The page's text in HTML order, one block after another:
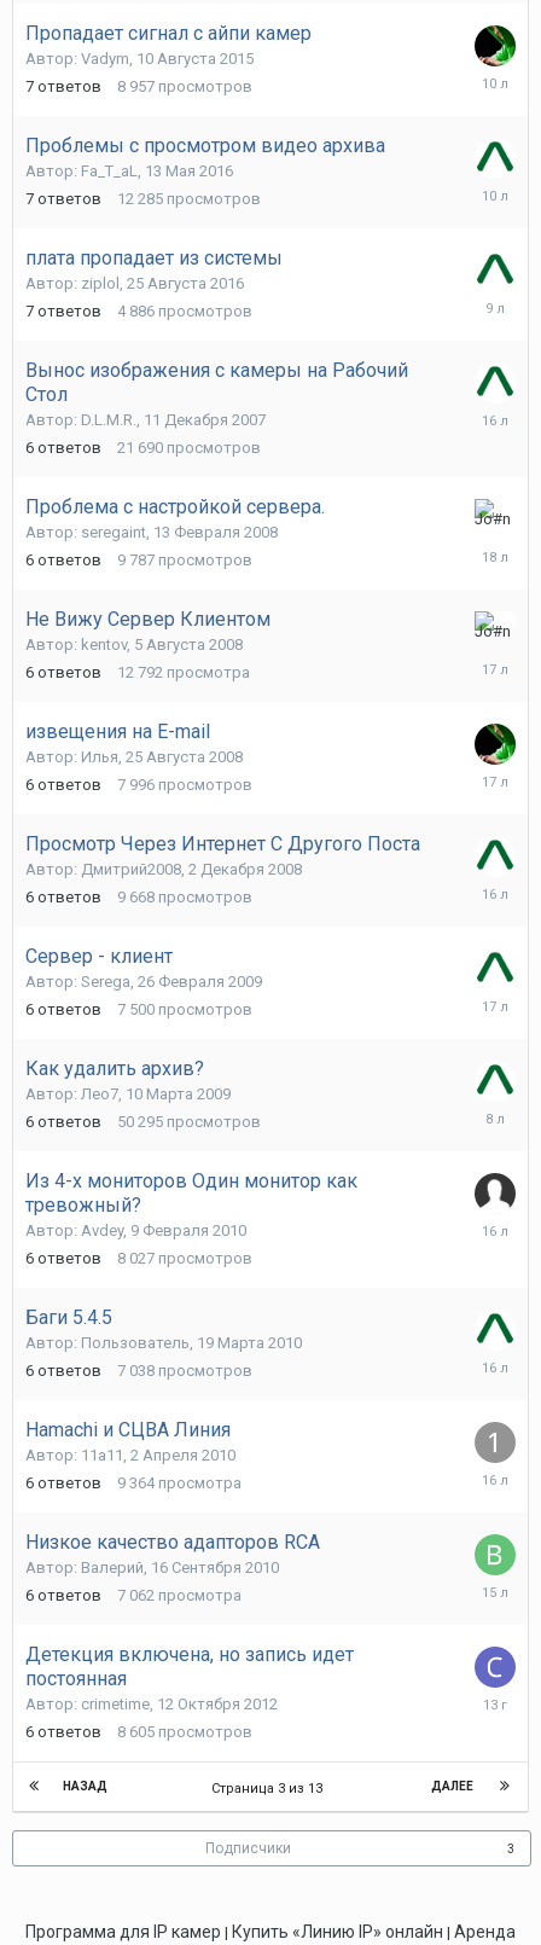
Пропадает сигнал с айпи камер
Автор: Vadym, 10 Августа 2015
7 ответов 8 957 просмотров
15
Проблемы с просмотром видео архива
Автор: Fa_T_aL, 13 Мая 2016
7 ответов 12 285 просмотров
24
плата пропадает из системы
Автор: ziplol , 25 Августа 2016
7 ответов 4 886 просмотров
Вынос изображения с камеры на Рабочий
Стол
Автор: D.L.M.R., 11 Декабря 2007
6 ответов 21 690 просмотров
14
Проблема с настройкой сервера.
Автор: seregaint, 13 Февраля 2008
6 ответов 9 787 просмотров
26
Февраля
Не Вижу Сервер Клиентом
Автор: kentov, 5 Августа 2008
6 ответов 12 792 просмотра
15
Августа
извещения на E-mail
Автор: Илья, 25 Августа 2008
6 ответов 7 996 просмотров
25
Просмотр Через Интернет С Другого Поста
Автор: Дмитрий2008, 2 Декабря 2008
6 ответов 9 668 просмотров
30
Сервер - клиент
Автор: Serega, 26 Февраля 2009
6 ответов 7 500 просмотров
28
Как удалить архив?
Автор: Лео7, 10 Марта 2009
6 ответов 50 295 просмотров
Из 4-х мониторов Один монитор как
тревожный?
Автор: Avdey, 9 Февраля 2010
6 ответов 8 027 просмотров
12
Баги 5.4.5
Автор: Пользователь, 19 Марта 2010
6 ответов 7 038 просмотров
27
Hamachi и СЦВА Линия
Автор: 11a11 , 2 Апреля 2010
6 ответов 9 364 просмотра
Низкое качество адапторов RCA
Автор: Валерий, 16 Сентября 2010
6 ответов 7 062 просмотра
23
Детекция включена, но запись идет
постоянная
Автор: crimetime, 12 Октября 2012
6 ответов 8 605 просмотров
16
НАЗАД ДАЛЕЕ
Страница 3 из 13
Подписчики 3
Программа для IP камер | Купить «Линию IP» онлайн | Аренда